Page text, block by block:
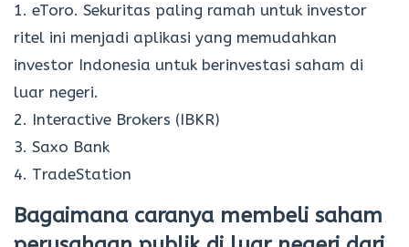
1. eToro. Sekuritas paling ramah untuk investor
ritel ini menjadi aplikasi yang memudahkan
investor Indonesia untuk berinvestasi saham di
luar negeri.
2. Interactive Brokers (IBKR)
3. Saxo Bank
4. TradeStation
Bagaimana caranya membeli saham